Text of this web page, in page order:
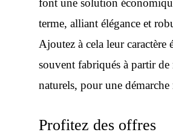
font une solution
terme, alliant élégance et
Ajoutez à cela leur caractère
souvent fabriqués à partir de
naturels, pour une démarche
Profitez des offres